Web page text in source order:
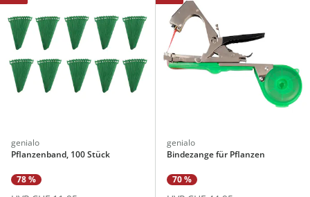
genialo
Pflanzenband, 100 Stück
78 %
genialo
Bindezange für Pflanzen
70 %